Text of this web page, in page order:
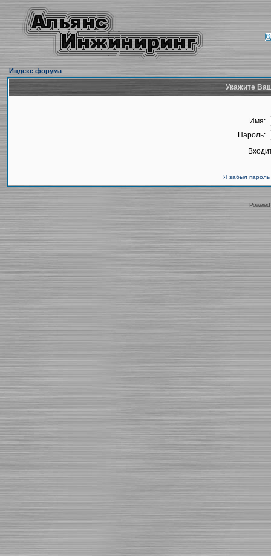
Индекс форума
Укажите
Имя:
Пароль:
Я забыл пароль